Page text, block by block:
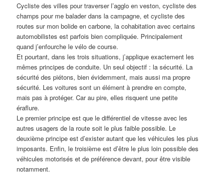
Cycliste des villes pour traverser l’agglo en veston, cycliste des
champs pour me balader dans la campagne, et cycliste des
routes sur mon bolide en carbone, la cohabitation avec certains
automobilistes est parfois bien compliquée. Principalement
quand j’enfourche le vélo de course.
Et pourtant, dans les trois situations, j’applique exactement les
mêmes principes de conduite. Un seul objectif : la sécurité. La
sécurité des piétons, bien évidemment, mais aussi ma propre
sécurité. Les voitures sont un élément à prendre en compte,
mais pas à protéger. Car au pire, elles risquent une petite
éraflure.
Le premier principe est que le différentiel de vitesse avec les
autres usagers de la route soit le plus faible possible. Le
deuxième principe est d’exister autant que les véhicules les plus
imposants. Enfin, le troisième est d’être le plus loin possible des
véhicules motorisés et de préférence devant, pour être visible
notamment.